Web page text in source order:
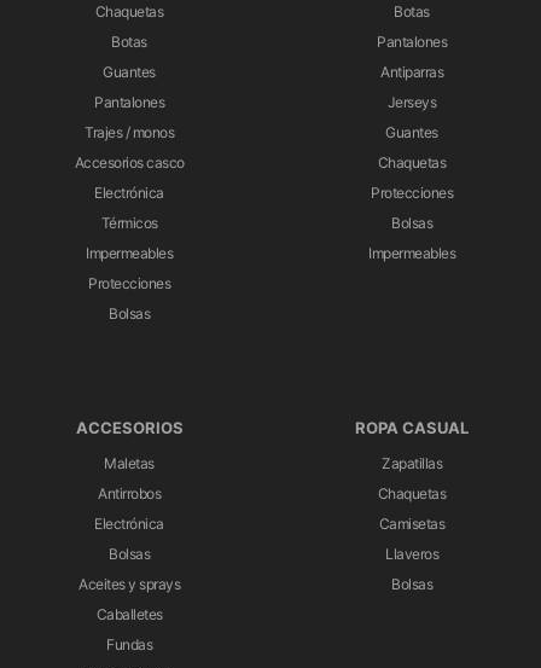
Chaquetas
Botas
Guantes
Pantalones
Trajes / monos
Accesorios casco
Electrónica
Térmicos
Impermeables
Protecciones
Bolsas
Botas
Pantalones
Antiparras
Jerseys
Guantes
Chaquetas
Protecciones
Bolsas
Impermeables
ACCESORIOS
Maletas
Antirrobos
Electrónica
Bolsas
Aceites y sprays
Caballetes
Fundas
ROPA CASUAL
Zapatillas
Chaquetas
Camisetas
Llaveros
Bolsas